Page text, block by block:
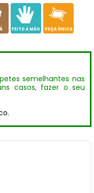
c
FEITO À MÃO
h
PEÇA ÚNICA
semelhantes nas
casos, fazer o seu